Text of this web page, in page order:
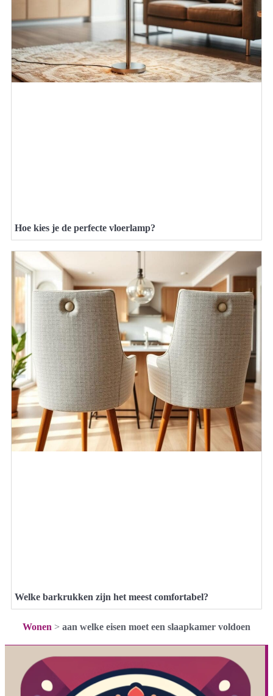
Hoe kies je de perfecte vloerlamp?
Welke barkrukken zijn het meest comfortabel?
Wonen > aan welke eisen moet een slaapkamer voldoen